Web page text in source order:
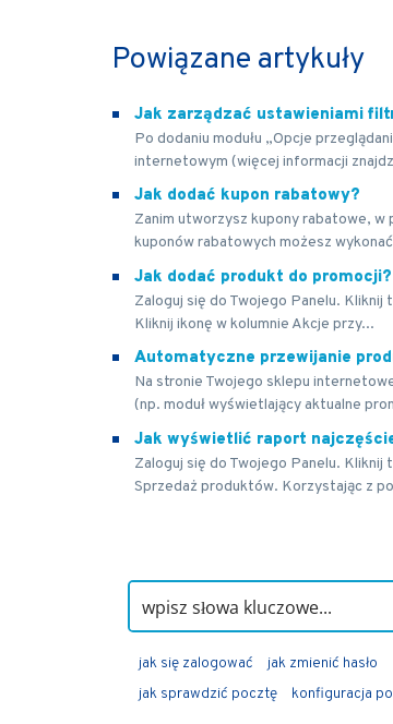
Powiązane artykuły
Jak zarządzać ustawieniami
Po dodaniu modułu „Opcje
internetowym (więcej informacji
Jak dodać kupon rabatowy?
Zanim utworzysz kupony rabatowe, w
kuponów rabatowych możesz
Jak dodać produkt do promocji?
Zaloguj się do Twojego Panelu.
Kliknij ikonę w kolumnie Akcje przy...
Automatyczne przewijanie
Na stronie Twojego sklepu
(np. moduł wyświetlający aktualne
Jak wyświetlić raport
Zaloguj się do Twojego Panelu.
Sprzedaż produktów. Korzystając z
jak się zalogować
jak zmienić hasło
jak sprawdzić pocztę
konfiguracja